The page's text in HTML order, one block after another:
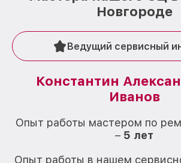
Новгороде
Ведущий сервисный
Константин
Иванов
Опыт работы мастером по
– 5 лет
Опыт работы в нашем